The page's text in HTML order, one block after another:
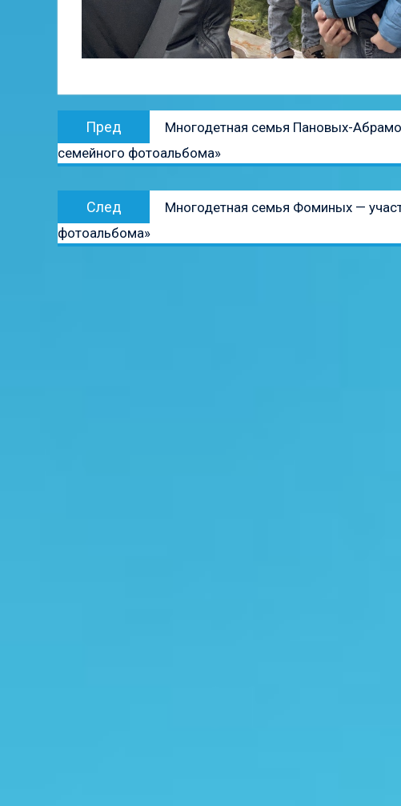
Навигация
записям
Пред
Предыдущая
запись:
Многодетная семья Пановых-
семейного фотоальбома»
След
Следующая
запись:
Многодетная семья Фоминых —
фотоальбома»